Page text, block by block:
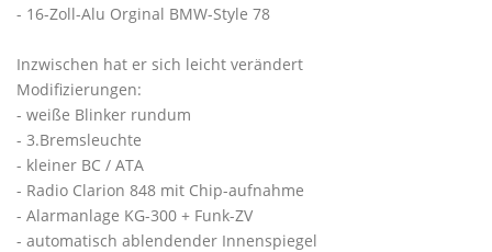
- 16-Zoll-Alu Orginal BMW-Style 78
Inzwischen hat er sich leicht verändert
Modifizierungen:
- weiße Blinker rundum
- 3.Bremsleuchte
- kleiner BC / ATA
- Radio Clarion 848 mit Chip-aufnahme
- Alarmanlage KG-300 + Funk-ZV
- automatisch ablendender Innenspiegel